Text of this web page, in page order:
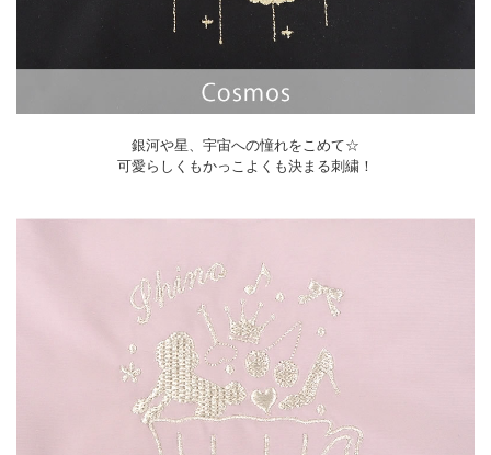
銀河や星、宇宙への憧れをこめて☆
可愛らしくもかっこよくも決まる刺繍！